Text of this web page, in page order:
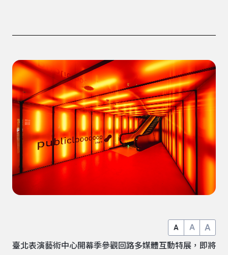
A A A
臺北表演藝術中心開幕季參觀回路多媒體互動特展，即將